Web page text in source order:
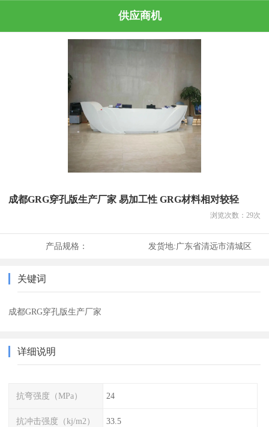
供应商机
成都GRG穿孔版生产厂家 易加工性 GRG材料相对较轻
浏览次数： 29次
产品规格： 发货地:广东省清远市清城区
关键词
成都GRG穿孔版生产厂家
详细说明
抗弯强度（MPa） 24
抗冲击强度（kj/m2） 33.5